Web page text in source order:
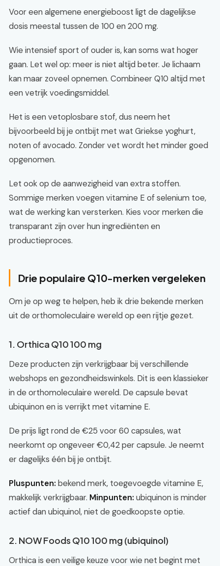
Voor een algemene energieboost ligt de dagelijkse
dosis meestal tussen de 100 en 200 mg.
Wie intensief sport of ouder is, kan soms wat hoger
gaan. Let wel op: meer is niet altijd beter. Je lichaam
kan maar zoveel opnemen. Combineer Q10 altijd met
een vetrijk voedingsmiddel.
Het is een vetoplosbare stof, dus neem het
bijvoorbeeld bij je ontbijt met wat Griekse yoghurt,
noten of avocado. Zonder vet wordt het minder goed
opgenomen.
Let ook op de aanwezigheid van extra stoffen.
Sommige merken voegen vitamine E of selenium toe,
wat de werking kan versterken. Kies voor merken die
transparant zijn over hun ingrediënten en
productieproces.
Drie populaire Q10-merken vergeleken
Om je op weg te helpen, heb ik drie bekende merken
uit de orthomoleculaire wereld op een rijtje gezet.
1. Orthica Q10 100 mg
Deze producten zijn verkrijgbaar bij verschillende
webshops en gezondheidswinkels. Dit is een klassieker
in de orthomoleculaire wereld. De capsule bevat
ubiquinon en is verrijkt met vitamine E.
De prijs ligt rond de €25 voor 60 capsules, wat
neerkomt op ongeveer €0,42 per capsule. Je neemt
er dagelijks één bij je ontbijt.
Pluspunten: bekend merk, toegevoegde vitamine E,
makkelijk verkrijgbaar. Minpunten: ubiquinon is minder
actief dan ubiquinol, niet de goedkoopste optie.
2. NOW Foods Q10 100 mg (ubiquinol)
Orthica is een veilige keuze voor wie net begint met